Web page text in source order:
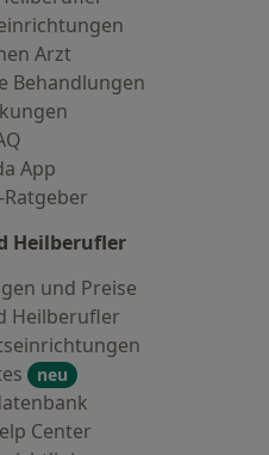
Arzt
Behandlungen
App
Heilberufler
und Preise
Heilberufler
neu
Center